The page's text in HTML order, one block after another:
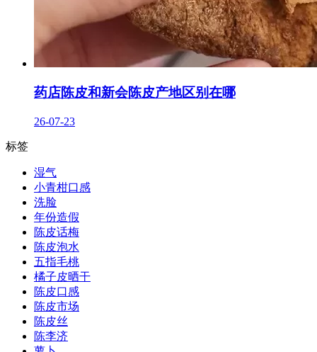
药店陈皮和新会陈皮产地区别在哪
26-07-23
标签
湿气
小青柑口感
洗脸
年份造假
陈皮话梅
陈皮泡水
五指毛桃
橘子皮晒干
陈皮口感
陈皮市场
陈皮丝
陈李济